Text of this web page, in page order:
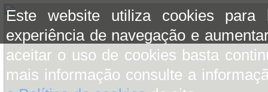
Este website utiliza cookies para
experiência de navegação e
aceitar o uso de cookies basta
mais informação consulte a